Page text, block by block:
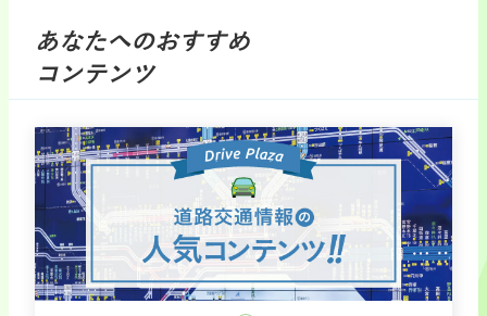
あなたへのおすすめ
コンテンツ